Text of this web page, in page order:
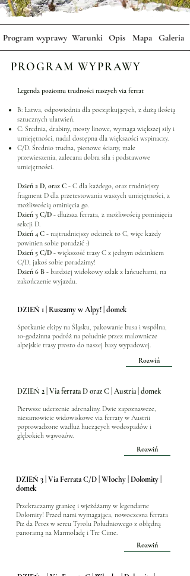
Program wyprawy Warunki Opis Mapa Galeria
PROGRAM WYPRAWY
Legenda poziomu trudności naszych via ferrat
B: Łatwa, odpowiednia dla początkujących, z dużą ilością
sztucznych ułatwień.
C: Średnia, drabiny, mosty linowe, wymaga większej siły i
umiejętności, nadal dostępna dla większości wspinaczy.
C/D: Średnio trudna, pionowe ściany, małe
przewieszenia, zalecana dobra siła i podstawowe
umiejętności.
Dzień 2 D, oraz C - C dla każdego, oraz trudniejszy
fragment D dla przetestowania waszych umiejętności, z
możliwością ominięcia go.
​Dzień 3 C/D - dłuższa ferrata, z możliwością pominięcia
sekcji D.
Dzień 4 C - najtrudniejszy odcinek to C, więc każdy
powinien sobie poradzić :)
Dzień 5 C/D - większość trasy C z jednym odcinkiem
C/D, jakoś sobie poradzimy!
​Dzień 6 B - bardziej widokowy szlak z łańcuchami, na
zakończenie wyjazdu.
DZIEŃ 1 | Ruszamy w Alpy! | domek
Spotkanie ekipy na Śląsku, pakowanie busa i wspólna,
10-godzinna podróż na południe przez malownicze
alpejskie trasy prosto do naszej bazy wypadowej.
Rozwiń
DZIEŃ 2 | Via ferrata D oraz C | Austria | domek
Pierwsze uderzenie adrenaliny. Dwie zapoznawcze,
niesamowicie widowiskowe via ferraty w Austrii
poprowadzone wzdłuż huczących wodospadów i
głębokich wąwozów.
Rozwiń
DZIEŃ 3 | Via Ferrata C/D | Włochy | Dolomity |
domek
Przekraczamy granicę i wjeżdżamy w legendarne
Dolomity! Przed nami wymagająca, nowoczesna ferrata
Piz da Peres w sercu Tyrolu Południowego z obłędną
panoramą na Marmoladę i Tre Cime.
Rozwiń